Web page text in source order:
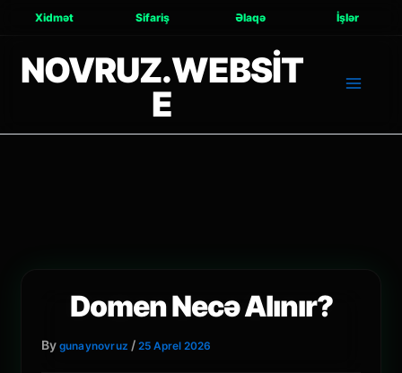
Xidmət Sifariş Əlaqə İşlər
NOVRUZ.WEBSIT
E
Domen Necə Alınır?
By gunaynovruz /25 Aprel 2026